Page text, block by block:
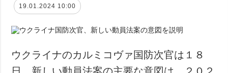
被占領地
政治
防衛
コンタクト
19.01.2024 10:00
ウクライナのカルミコヴァ国防次官は１８
日、新しい動員法案の主要な意図は、２０２